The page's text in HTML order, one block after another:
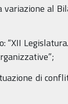
al
di